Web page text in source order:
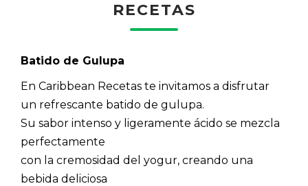
RECETAS
Batido de Gulupa
En Caribbean Recetas te invitamos a disfrutar
un refrescante batido de gulupa.
Su sabor intenso y ligeramente ácido se mezcla
perfectamente
con la cremosidad del yogur, creando una
bebida deliciosa